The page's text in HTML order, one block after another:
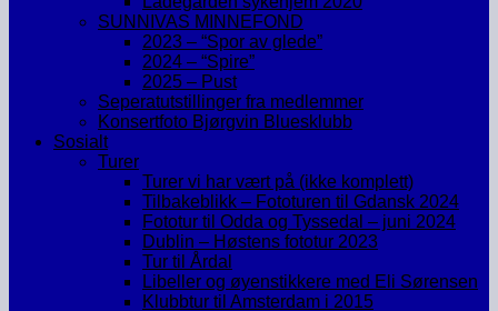
SUNNIVAS MINNEFOND
2023 – “Spor av glede”
2024 – “Spire”
2025 – Pust
Seperatutstillinger fra medlemmer
Konsertfoto Bjørgvin Bluesklubb
Sosialt
Turer
Turer vi har vært på (ikke komplett)
Tilbakeblikk – Fototuren til Gdansk 2024
Fototur til Odda og Tyssedal – juni 2024
Dublin – Høstens fototur 2023
Tur til Årdal
Libeller og øyenstikkere med Eli Sørensen
Klubbtur til Amsterdam i 2015